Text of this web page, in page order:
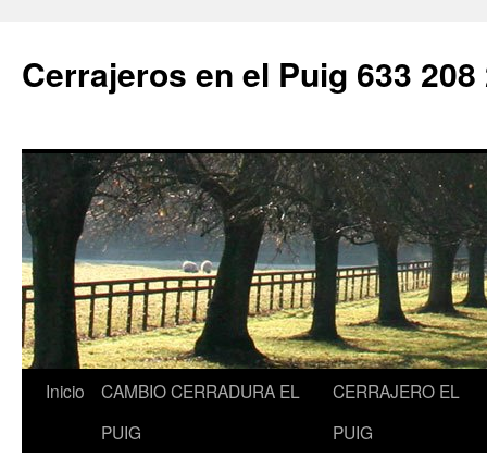
contenido
Cerrajeros en el Puig 633 208
Inicio
CAMBIO CERRADURA EL
PUIG
CERRAJERO EL
PUIG